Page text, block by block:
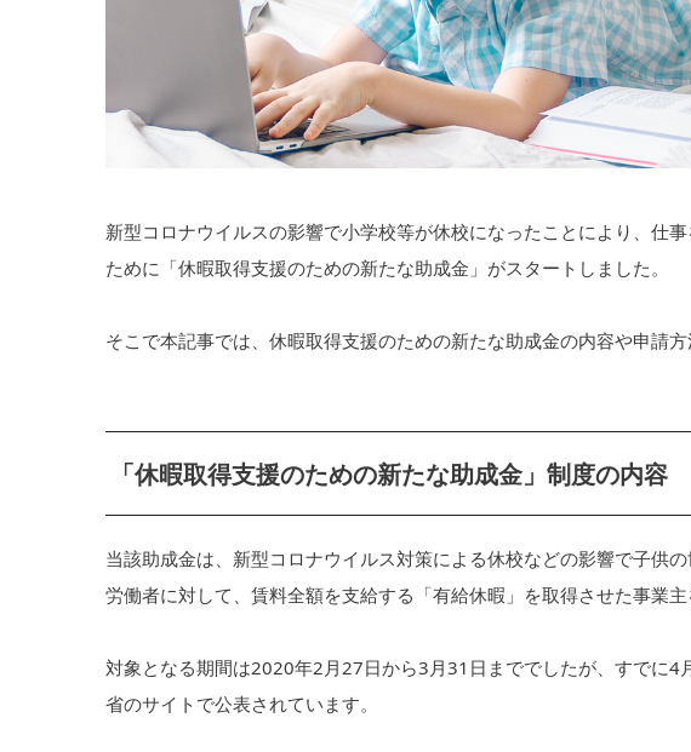
新型コロナウイルスの影響で小学校等が休校になったことにより、仕
ために「休暇取得支援のための新たな助成金」がスタートしました。
そこで本記事では、休暇取得支援のための新たな助成金の内容や申請方
「休暇取得支援のための新たな助成金」制度の内容
当該助成金は、新型コロナウイルス対策による休校などの影響で子供
労働者に対して、賃料全額を支給する「有給休暇」を取得させた事業主
対象となる期間は2020年2月27日から3月31日まででしたが、すでに
省のサイトで公表されています。